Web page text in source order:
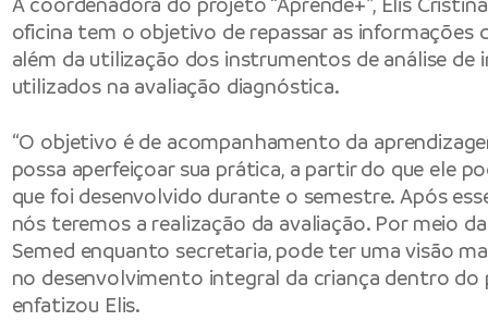
oficina tem o objetivo de repassar as informações
além da utilização dos instrumentos de análise de
utilizados na avaliação diagnóstica.
“O objetivo é de acompanhamento da
possa aperfeiçoar sua prática, a partir do que ele
que foi desenvolvido durante o semestre. Após
nós teremos a realização da avaliação. Por meio
Semed enquanto secretaria, pode ter uma visão
no desenvolvimento integral da criança dentro do
enfatizou Elis.